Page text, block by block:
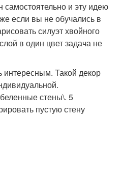
и эту идею
если вы не обучались в
силуэт хвойного
в один цвет задача не
интересным. Такой декор